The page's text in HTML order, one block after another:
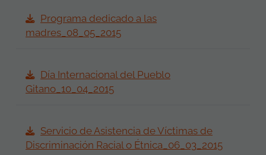
Programa dedicado a las
madres_08_05_2015
Día Internacional del Pueblo
Gitano_10_04_2015
Servicio de Asistencia de Víctimas de
Discriminación Racial o Étnica_06_03_2015